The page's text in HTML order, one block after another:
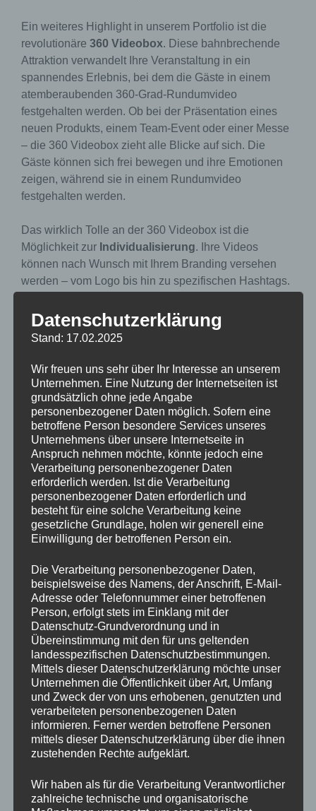
Ein weiteres Highlight in unserem Portfolio ist die
revolutionäre 360 Videobox. Diese bahnbrechende
Attraktion verwandelt Ihre Veranstaltung in ein
spannendes Erlebnis, bei dem die Gäste in einem
atemberaubenden 360-Grad-Rundumvideo
festgehalten werden. Ob bei der Präsentation eines
neuen Produkts, einem Team-Event oder einer Messe
– die 360 Videobox zieht alle Blicke auf sich. Die
Gäste können sich frei bewegen und ihre Emotionen
zeigen, während sie in einem Rundumvideo
festgehalten werden.
Das wirklich Tolle an der 360 Videobox ist die
Möglichkeit zur Individualisierung. Ihre Videos
können nach Wunsch mit Ihrem Branding versehen
werden – vom Logo bis hin zu spezifischen Hashtags.
persönlichen Erinnerung der Gäste, sondern auch zu
einem Werbemittel für Ihr Unternehmen. Die
werden, wodurch Sie Ihre Reichweite maximieren und
Ihre Marke bekannter machen können. Jeder Gast wird
zum Markenbotschafter, indem er seine
unvergesslichen Erlebnisse teilt, was Ihrer Marke
Sichtbarkeit und Aufmerksamkeit verleiht.
Diese interaktiven Optionen fördern nicht nur die
Interaktion während Ihrer Veranstaltung, sondern
helfen auch dabei, Netzwerke zu bilden und neue
Kontakte zu knüpfen. Die Fotobox und die 360
Videobox sind Gesprächsthemen und schaffen eine
ermutigt, aktiv teilzunehmen.
Automaten Dimas ist die ideale Lösung für
Unternehmen, die ihren Veranstaltungen einen
frischen und modernen Touch verleihen möchten.
Unsere Fotoboxen und 360 Videospinner sind nicht
nur einfache Dienstleistungen, sondern vielmehr ein
Erlebnis, das den Teilnehmern in Erinnerung bleibt
und gleichzeitig Ihre Marke stärkt.
Zögern Sie nicht, uns zu kontaktieren! Besuchen Sie
unsere Webseite www.automatenvermietung.at, um
Sie eine unverbindliche Anfrage an. Lassen Sie uns
gemeinsam Ihr nächstes Firmen-Event oder Ihre
Datenschutzerklärung
Stand: 17.02.2025
Wir freuen uns sehr über Ihr Interesse an unserem
Unternehmen. Eine Nutzung der Internetseiten ist
grundsätzlich ohne jede Angabe
personenbezogener Daten möglich. Sofern eine
betroffene Person besondere Services unseres
Unternehmens über unsere Internetseite in
Anspruch nehmen möchte, könnte jedoch eine
Verarbeitung personenbezogener Daten
erforderlich werden. Ist die Verarbeitung
personenbezogener Daten erforderlich und
besteht für eine solche Verarbeitung keine
gesetzliche Grundlage, holen wir generell eine
Einwilligung der betroffenen Person ein.
Die Verarbeitung personenbezogener Daten,
beispielsweise des Namens, der Anschrift, E-Mail-
Adresse oder Telefonnummer einer betroffenen
Person, erfolgt stets im Einklang mit der
Datenschutz-Grundverordnung und in
Übereinstimmung mit den für uns geltenden
landesspezifischen Datenschutzbestimmungen.
Mittels dieser Datenschutzerklärung möchte unser
Unternehmen die Öffentlichkeit über Art, Umfang
und Zweck der von uns erhobenen, genutzten und
verarbeiteten personenbezogenen Daten
informieren. Ferner werden betroffene Personen
mittels dieser Datenschutzerklärung über die ihnen
zustehenden Rechte aufgeklärt.
Wir haben als für die Verarbeitung Verantwortlicher
zahlreiche technische und organisatorische